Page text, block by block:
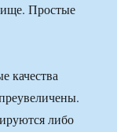
Простые
качества
либо